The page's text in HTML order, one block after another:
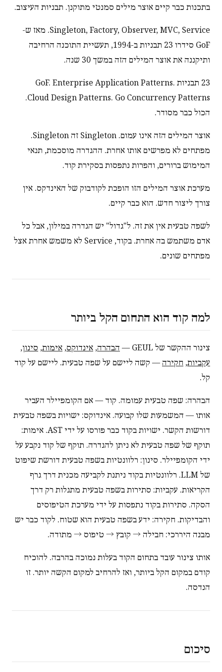
בתכנות כבר קיים אוצר מילים סמנטי מתוקנן. תבניות העיצוב.
Singleton, Factory, Observer, MVC, Service. מאז ש-
GoF סידרו 23 תבניות ב-1994, תעשיית התוכנה הרחיבה
ותיקננה את אוצר המילים הזה במשך 30 שנה.
23 תבניות GoF. Enterprise Application Patterns.
Cloud Design Patterns. Go Concurrency Patterns.
הכול כבר מסודר.
אוצר המילים הזה אינו עמום. Singleton זה Singleton.
מפתחים לא מפרשים אותו אחרת. ההגדרה מוסכמת, תנאי
המימוש ברורים, והפרות נתפסות בסקירת קוד.
מערכת אוצר המילים הזו הופכת לקודבוק של האינדקס. אין
צורך ליצור חדש. הוא כבר קיים.
לשפה טבעית אין את זה. ל"גדול" יש הגדרה במילון, אבל כל
אדם משתמש בה אחרת. בקוד, Service לא משמש אחרת אצל
מפתחים שונים.
למה קוד הוא התחום הקל ביותר
צינור ההקשר של GEUL — הבהרה, אינדוקס, אימות, סינון,
עקביות, חקירה — קשה ליישם על שפה טבעית. ליישם על קוד
קל.
הבהרה: שפה טבעית עמומה. קוד — אם הקומפיילר העביר
אותו — המשמעות שלו קבועה. אינדוקס: ישויות בשפה טבעית
דורשות הקשר. ישויות בקוד כבר פורסו על ידי AST. אימות:
תוקף של שפה טבעית לא ניתן להגדרה. תוקף של קוד נקבע על
ידי הקומפיילר. סינון: רלוונטיות בשפה טבעית דורשת שיפוט
של LLM. רלוונטיות בקוד ניתנת לקביעה מכנית דרך גרף
הקריאות. עקביות: סתירות בשפה טבעית מתגלות רק דרך
הסקה. סתירות בקוד נתפסות על ידי מערכת הטיפוסים
והבדיקות. חקירה: ידע בשפה טבעית הוא שטוח. לקוד כבר יש
מבנה היררכי: חבילה → קובץ → טיפוס → מתודה.
אותו צינור עובד בתחום הקוד בעלות נמוכה בהרבה. להוכיח
קודם במקום הקל ביותר, ואז להרחיב למקום הקשה יותר. זו
הנדסה.
סיכום